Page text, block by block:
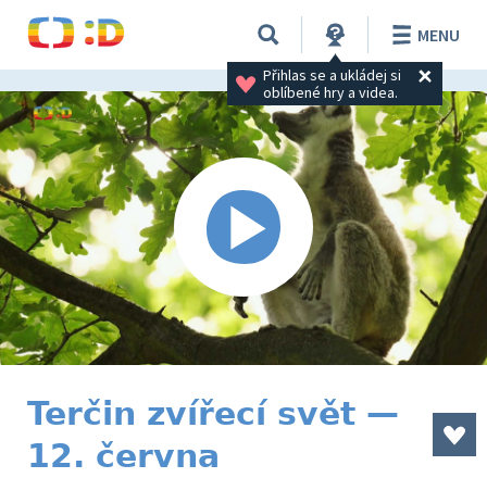
Přihlas se a ukládej si
oblíbené hry a videa.
MENU
Terčin zvířecí svět —
12. června